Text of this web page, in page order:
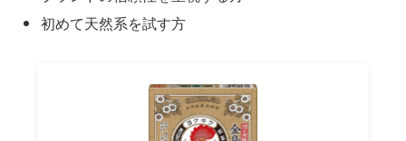
初めて天然系を試す方